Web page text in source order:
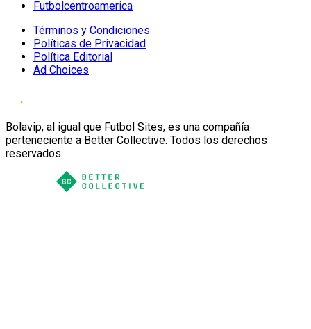
Futbolcentroamerica
Términos y Condiciones
Políticas de Privacidad
Política Editorial
Ad Choices
Bolavip, al igual que Futbol Sites, es una compañía
perteneciente a Better Collective. Todos los derechos
reservados